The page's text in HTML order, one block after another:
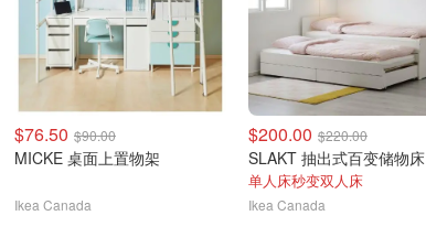
$76.50 $90.00
MICKE 桌面上置物架
Ikea Canada
$200.00 $220.00
SLAKT 抽出式百变储物床
单人床秒变双人床
Ikea Canada